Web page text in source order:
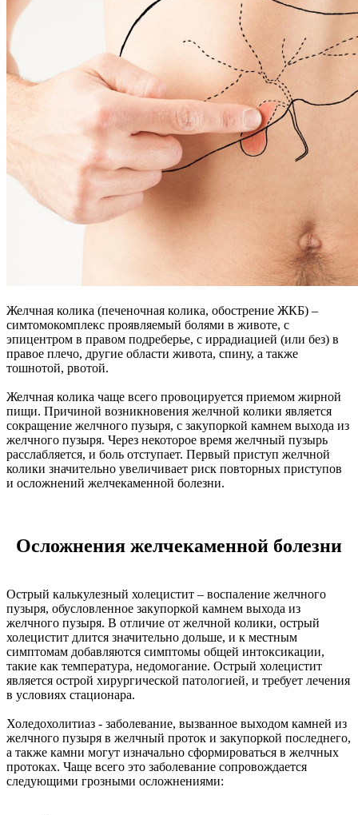
Желчная колика (печеночная колика, обострение ЖКБ) –
симтомокомплекс проявляемый болями в животе, с
эпицентром в правом подреберье, с иррадиацией (или без) в
правое плечо, другие области живота, спину, а также
тошнотой, рвотой.
Желчная колика чаще всего провоцируется приемом жирной
пищи. Причиной возникновения желчной колики является
сокращение желчного пузыря, с закупоркой камнем выхода из
желчного пузыря. Через некоторое время желчный пузырь
расслабляется, и боль отступает. Первый приступ желчной
колики значительно увеличивает риск повторных приступов
и осложнений желчекаменной болезни.
Осложнения желчекаменной болезни
Острый калькулезный холецистит – воспаление желчного
пузыря, обусловленное закупоркой камнем выхода из
желчного пузыря. В отличие от желчной колики, острый
холецистит длится значительно дольше, и к местным
симптомам добавляются симптомы общей интоксикации,
такие как температура, недомогание. Острый холецистит
является острой хирургической патологией, и требует лечения
в условиях стационара.
Холедохолитиаз - заболевание, вызванное выходом камней из
желчного пузыря в желчный проток и закупоркой последнего,
а также камни могут изначально сформироваться в желчных
протоках. Чаще всего это заболевание сопровождается
следующими грозными осложнениями: